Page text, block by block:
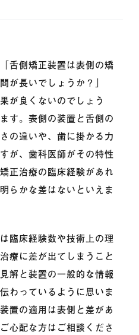
舌側矯正装置は表側の矯
が長いでしょうか？」
が良くないのでしょう
す。表側の装置と舌側の
の違いや、歯に掛かる力
が、歯科医師がその特性
正治療の臨床経験があれ
らかな差はないといえま
臨床経験数や技術上の理
療に差が出てしまうこと
解と装置の一般的な情報
わっているように思いま
置の適用は表側と差があ
心配な方はご相談くださ